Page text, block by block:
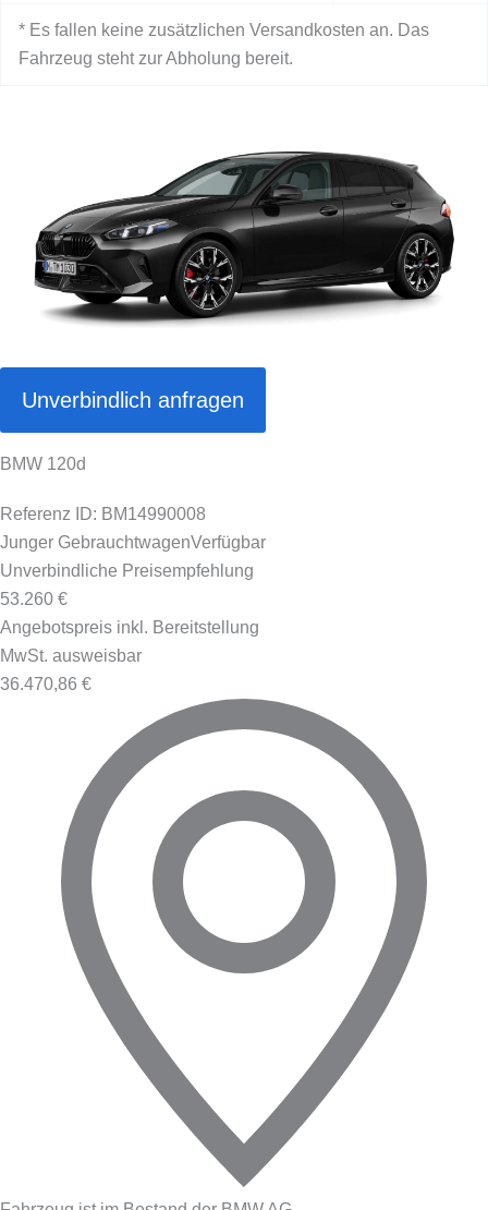
* Es fallen keine zusätzlichen Versandkosten an. Das
Fahrzeug steht zur Abholung bereit.
Unverbindlich anfragen
BMW 120d
Referenz ID: BM14990008
Junger GebrauchtwagenVerfügbar
Unverbindliche Preisempfehlung
53.260 €
Angebotspreis inkl. Bereitstellung
MwSt. ausweisbar
36.470,86 €